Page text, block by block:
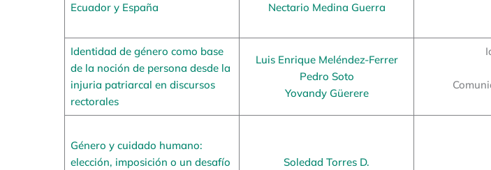
Ecuador y España
Nectario Medina Guerra
Identidad de género como base
de la noción de persona desde la
injuria patriarcal en discursos
rectorales
Luis Enrique Meléndez-Ferrer
Pedro Soto
Yovandy Güerere
Género y cuidado humano:
elección, imposición o un desafío
Soledad Torres D.